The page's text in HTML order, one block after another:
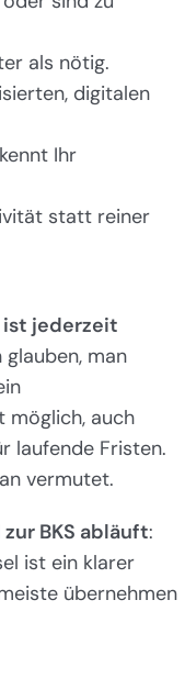
als nötig.
digitalen
Ihr
statt reiner
ist jederzeit
glauben, man
möglich, auch
laufende Fristen.
vermutet.
BKS abläuft:
ist ein klarer
übernehmen